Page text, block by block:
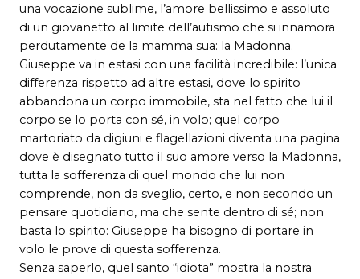
una vocazione sublime, l’amore bellissimo e assoluto
di un giovanetto al limite dell’autismo che si innamora
perdutamente de la mamma sua: la Madonna.
Giuseppe va in estasi con una facilità incredibile: l’unica
differenza rispetto ad altre estasi, dove lo spirito
abbandona un corpo immobile, sta nel fatto che lui il
corpo se lo porta con sé, in volo; quel corpo
martoriato da digiuni e flagellazioni diventa una pagina
dove è disegnato tutto il suo amore verso la Madonna,
tutta la sofferenza di quel mondo che lui non
comprende, non da sveglio, certo, e non secondo un
pensare quotidiano, ma che sente dentro di sé; non
basta lo spirito: Giuseppe ha bisogno di portare in
volo le prove di questa sofferenza.
Senza saperlo, quel santo “idiota” mostra la nostra